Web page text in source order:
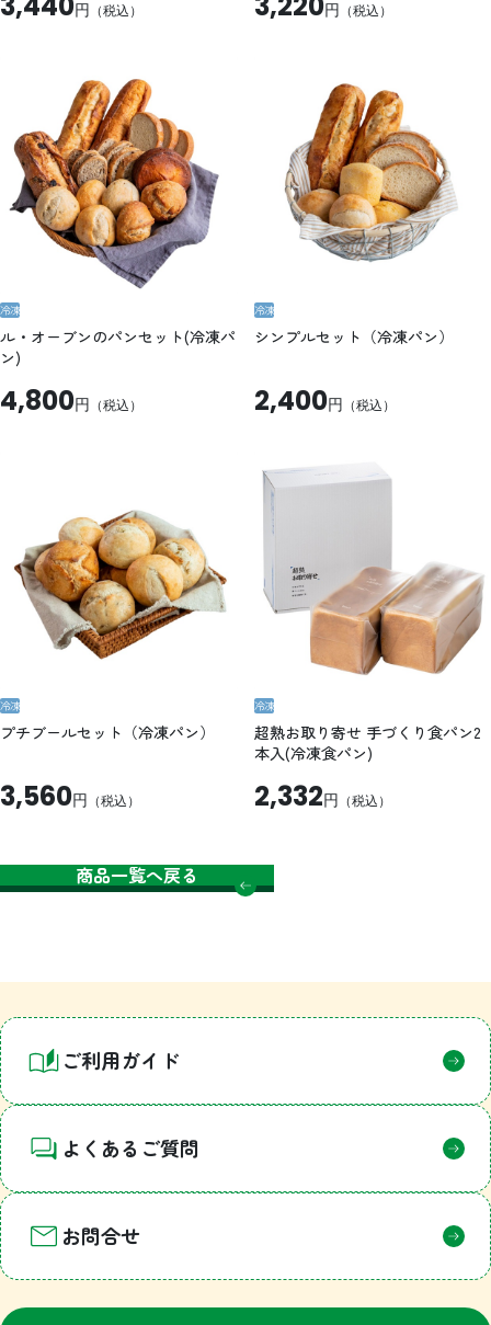
円 （税込） 円 （税込）
冷凍
ル・オーブンのパンセット(冷凍パ
ン)
4,800円 （税込）
冷凍
シンプルセット（冷凍パン）
2,400円 （税込）
冷凍
プチブールセット（冷凍パン）
3,560円 （税込）
冷凍
超熟お取り寄せ 手づくり食パン2
本入(冷凍食パン)
2,332円 （税込）
商品一覧へ戻る
ご利用ガイド
よくあるご質問
お問合せ